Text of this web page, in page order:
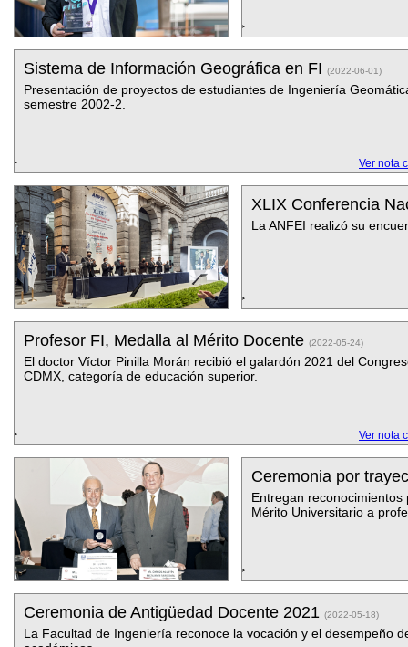
Sistema de Información Geográfica en FI (2022-06-01)
Presentación de proyectos de estudiantes de Ingeniería
semestre 2002-2.
Ver nota
XLIX Conferencia
La ANFEI realizó su
Profesor FI, Medalla al Mérito Docente (2022-05-24)
El doctor Víctor Pinilla Morán recibió el galardón 2021 del
CDMX, categoría de educación superior.
Ver nota
Ceremonia por
Entregan
Mérito Universitario a
Ceremonia de Antigüedad Docente 2021 (2022-05-18)
La Facultad de Ingeniería reconoce la vocación y el desempeño